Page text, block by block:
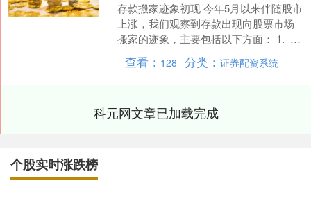
存款搬家迹象初现 今年5月以来伴随股市
上涨，我们观察到存款出现向股票市场
搬家的迹象，主要包括以下方面： 1. 存
款活化，定期化趋势出现拐点。7月M1同
比增长5....
查看： 128 分类：证券配资系统
科元网文章已加载完成
个股实时涨跌榜